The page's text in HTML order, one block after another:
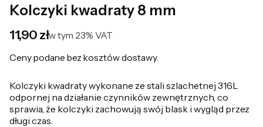
Kolczyki kwadraty 8 mm
Cena
11,90 złw tym 23% VAT
w tym 23% VAT
Ceny podane bez kosztów dostawy.
Kolczyki kwadraty wykonane ze stali szlachetnej 316L
odpornej na działanie czynników zewnętrznych, co
sprawia, że kolczyki zachowują swój blask i wygląd przez
długi czas.